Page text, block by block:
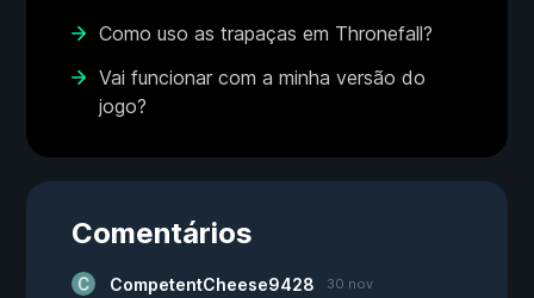
Como uso as trapaças em Thronefall?
Vai funcionar com a minha versão do
jogo?
Comentários
CompetentCheese9428 30 nov